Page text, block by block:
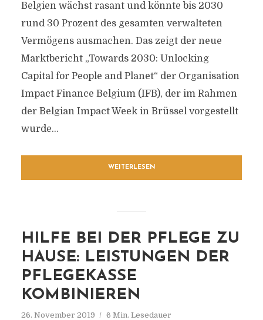
Belgien wächst rasant und könnte bis 2030
rund 30 Prozent des gesamten verwalteten
Vermögens ausmachen. Das zeigt der neue
Marktbericht „Towards 2030: Unlocking
Capital for People and Planet“ der Organisation
Impact Finance Belgium (IFB), der im Rahmen
der Belgian Impact Week in Brüssel vorgestellt
wurde...
WEITERLESEN
HILFE BEI DER PFLEGE ZU
HAUSE: LEISTUNGEN DER
PFLEGEKASSE
KOMBINIEREN
26. November 2019 6 Min. Lesedauer